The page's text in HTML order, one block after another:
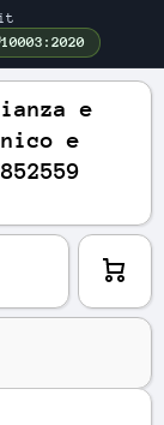
e
e
Carre
llo